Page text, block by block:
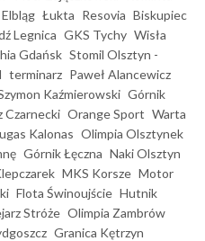
Łukta Resovia Biskupiec
Legnica GKS Tychy Wisła
Gdańsk Stomil Olsztyn -
terminarz Paweł Alancewicz
Kaźmierowski Górnik
Czarnecki Orange Sport Warta
Kalonas Olimpia Olsztynek
Górnik Łęczna Naki Olsztyn
MKS Korsze Motor
Flota Świnoujście Hutnik
Stróże Olimpia Zambrów
Granica Kętrzyn